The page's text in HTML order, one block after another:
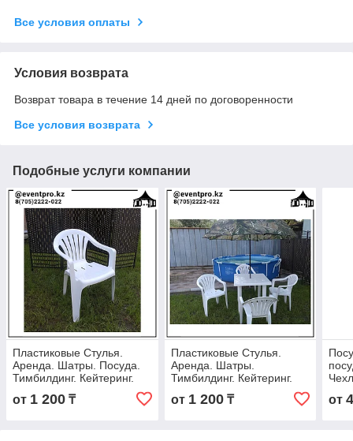
Все условия оплаты
Условия возврата
Возврат товара в течение 14 дней по договоренности
Все условия возврата
Подобные услуги компании
Пластиковые Стулья.
Аренда. Шатры. Посуда.
Тимбилдинг. Кейтеринг.
от 1 200 ₸
Пластиковые Стулья.
Аренда. Шатры.
Тимбилдинг. Кейтеринг.
от 1 200₸ от